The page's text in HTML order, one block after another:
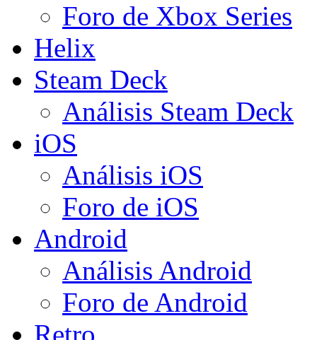
Foro de Xbox Series
Helix
Steam Deck
Análisis Steam Deck
iOS
Análisis iOS
Foro de iOS
Android
Análisis Android
Foro de Android